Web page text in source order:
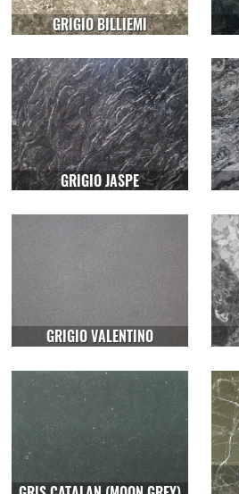
GRIGIO BILLIEMI
GRIGIO JASPE
GRIGIO VALENTINO